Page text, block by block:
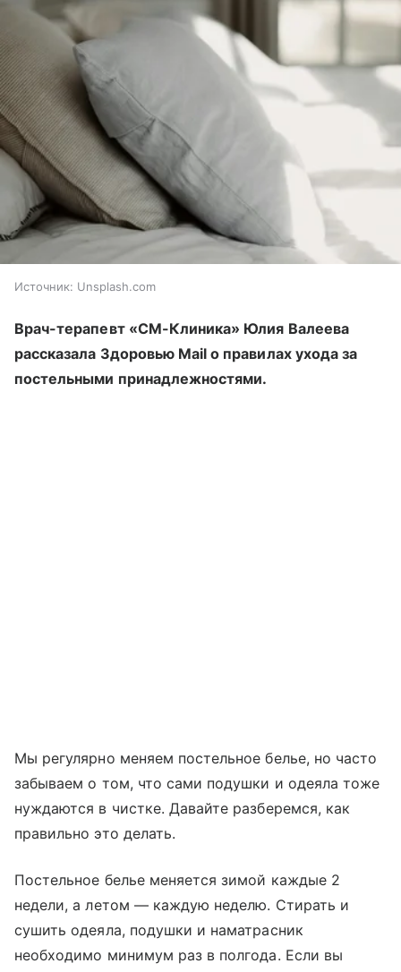
Источник: Unsplash.com
Врач-терапевт «СМ-Клиника» Юлия Валеева
рассказала Здоровью Mail о правилах ухода за
постельными принадлежностями.
Мы регулярно меняем постельное белье, но часто
забываем о том, что сами подушки и одеяла тоже
нуждаются в чистке. Давайте разберемся, как
правильно это делать.
Постельное белье меняется зимой каждые 2
недели, а летом — каждую неделю. Стирать и
сушить одеяла, подушки и наматрасник
необходимо минимум раз в полгода. Если вы